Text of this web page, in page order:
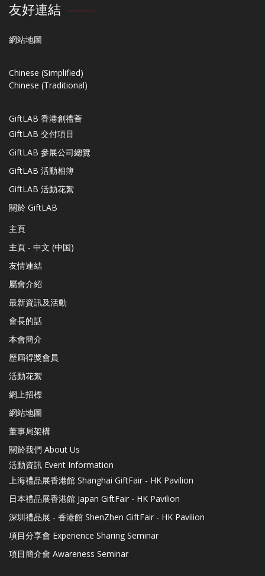
友好連結
網站地圖
Chinese (Simplified)
Chinese (Traditional)
GiftLAB 香港創禮薈
GiftLAB 交付項目
GiftLAB 參展公司總覽
GiftLAB 活動相簿
GiftLAB 活動花絮
關於 GiftLAB
主頁
主頁 - 中文 (中国)
友情連結
屬會介紹
最新資訊及活動
會長的話
本會簡介
歷屆得獎會員
活動花絮
網上招標
網站地圖
董事局架構
關於我們 About Us
活動資訊 Event Information
上海禮品展香港館 Shanghai GiftFair - HK Pavilion
日本禮品展香港館 Japan GiftFair - HK Pavilion
深圳禮品展 - 香港館 ShenZhen GiftFair - HK Pavilion
項目分享會 Experience Sharing Seminar
項目簡介會 Awareness Seminar